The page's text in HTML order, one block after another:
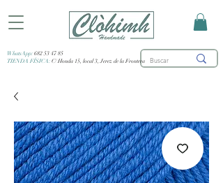
WhatsApp: 682 53 47 85
TIENDA FÍSICA: C/ Honda 15, local 3, Jerez de la Frontera